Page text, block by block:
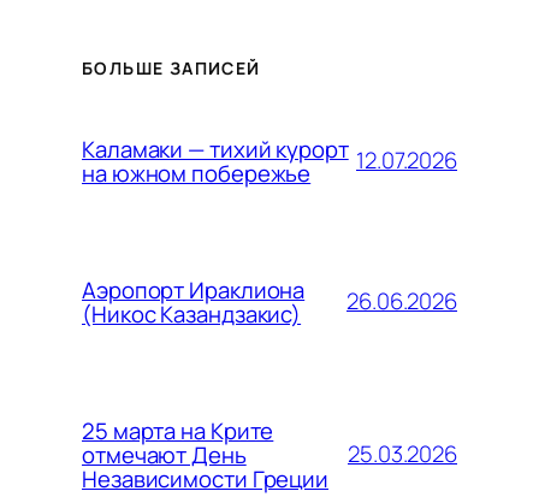
БОЛЬШЕ ЗАПИСЕЙ
Каламаки — тихий курорт
на южном побережье 12.07.2026
Аэропорт Ираклиона
(Никос Казандзакис) 26.06.2026
25 марта на Крите
отмечают День
Независимости Греции
25.03.2026